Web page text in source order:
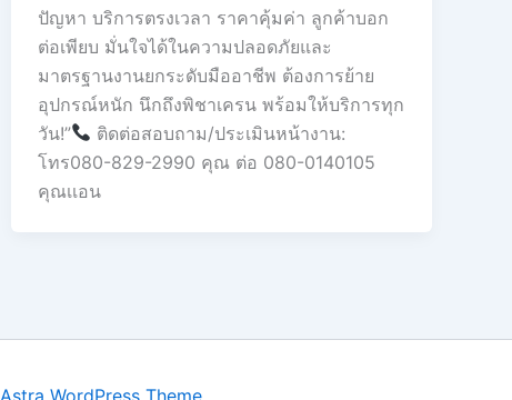
ปัญหา บริการตรงเวลา ราคาคุ้มค่า ลูกค้าบอก
ต่อเพียบ มั่นใจได้ในความปลอดภัยและ
มาตรฐานงานยกระดับมืออาชีพ ต้องการย้าย
อุปกรณ์หนัก นึกถึงพิชาเครน พร้อมให้บริการทุก
วัน!”
ติดต่อสอบถาม/ประเมินหน้างาน:
โทร080-829-2990 คุณ ต่อ 080-0140105
คุณเเอน
Astra WordPress Theme